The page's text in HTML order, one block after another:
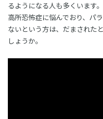
るようになる人も多くいます。
高所恐怖症に悩んでおり、パ
ないという方は、だまされた
しょうか。